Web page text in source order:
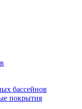
бассейнов
покрытия